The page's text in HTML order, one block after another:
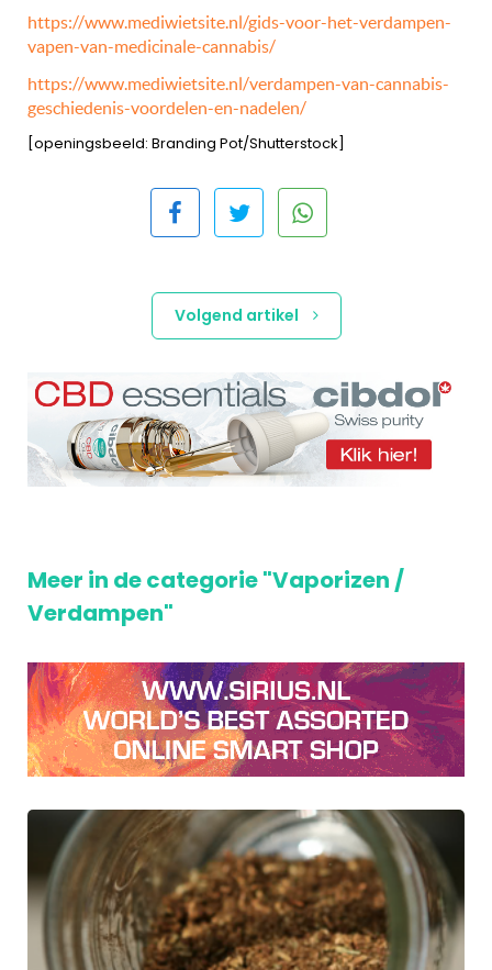
https://www.mediwietsite.nl/gids-voor-het-verdampen-
vapen-van-medicinale-cannabis/
https://www.mediwietsite.nl/verdampen-van-cannabis-
geschiedenis-voordelen-en-nadelen/
[openingsbeeld: Branding Pot/Shutterstock]
Volgend artikel
Meer in de categorie "Vaporizen /
Verdampen"